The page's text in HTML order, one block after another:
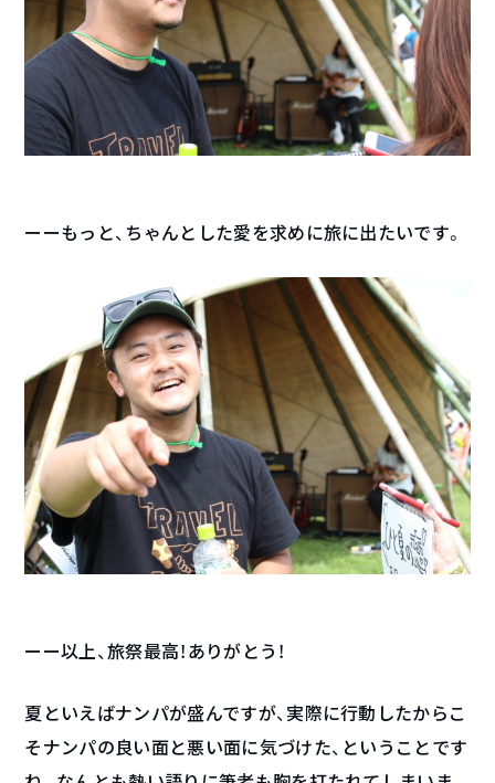
ーーもっと、ちゃんとした愛を求めに旅に出たいです。
ーー以上、旅祭最高！ありがとう！
夏といえばナンパが盛んですが、実際に行動したからこ
そナンパの良い面と悪い面に気づけた、ということです